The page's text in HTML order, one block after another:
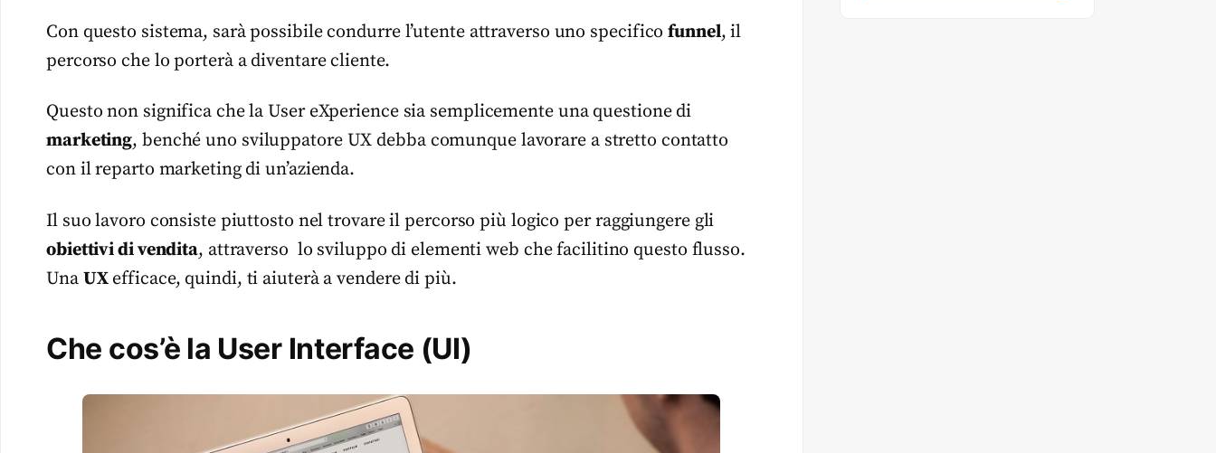
Con questo sistema, sarà possibile condurre l’utente attraverso uno specificofunnel, il
percorso che lo porterà a diventare cliente.
Questo non significa che la User eXperience sia semplicemente una questione di
marketing, benché uno sviluppatore UX debba comunque lavorare a stretto contatto
con il reparto marketing di un’azienda.
Il suo lavoro consiste piuttosto nel trovare il percorso più logico per raggiungere gli
obiettivi di vendita, attraverso lo sviluppo di elementi web che facilitino questo flusso.
Una UXefficace, quindi, ti aiuterà a vendere di più.
Che cos’è la User Interface (UI)